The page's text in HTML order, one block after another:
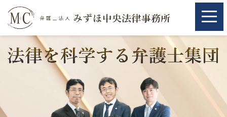
ホーム
相続・遺言
ホーム
相続・遺言